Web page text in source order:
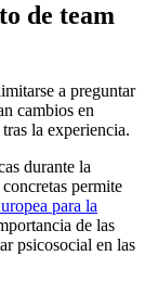
de team
a preguntar
cambios en
la experiencia.
durante la
permite
para la
de las
psicosocial en las